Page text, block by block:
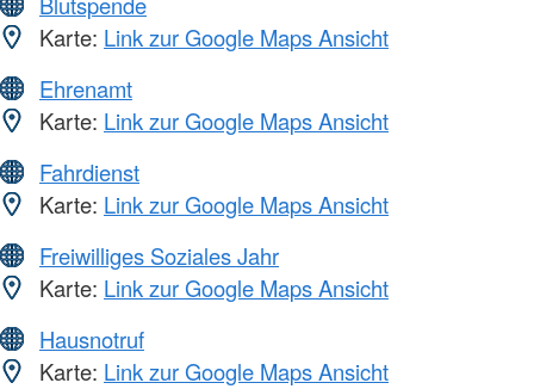
Karte: Link zur Google Maps Ansicht
Ehrenamt
Karte: Link zur Google Maps Ansicht
Fahrdienst
Karte: Link zur Google Maps Ansicht
Freiwilliges Soziales Jahr
Karte: Link zur Google Maps Ansicht
Hausnotruf
Karte: Link zur Google Maps Ansicht